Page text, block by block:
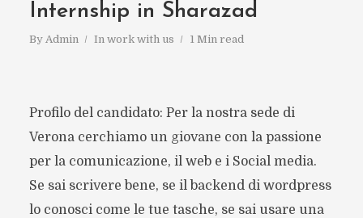
Internship in Sharazad
By Admin In work with us 1 Min read
Profilo del candidato: Per la nostra sede di
Verona cerchiamo un giovane con la passione
per la comunicazione, il web e i Social media.
Se sai scrivere bene, se il backend di wordpress
lo conosci come le tue tasche, se sai usare una